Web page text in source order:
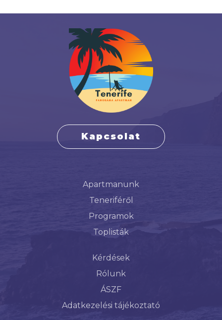
Kapcsolat
Apartmanunk
Teneriféről
Programok
Toplisták
Kérdések
Rólunk
ÁSZF
Adatkezelési tájékoztató